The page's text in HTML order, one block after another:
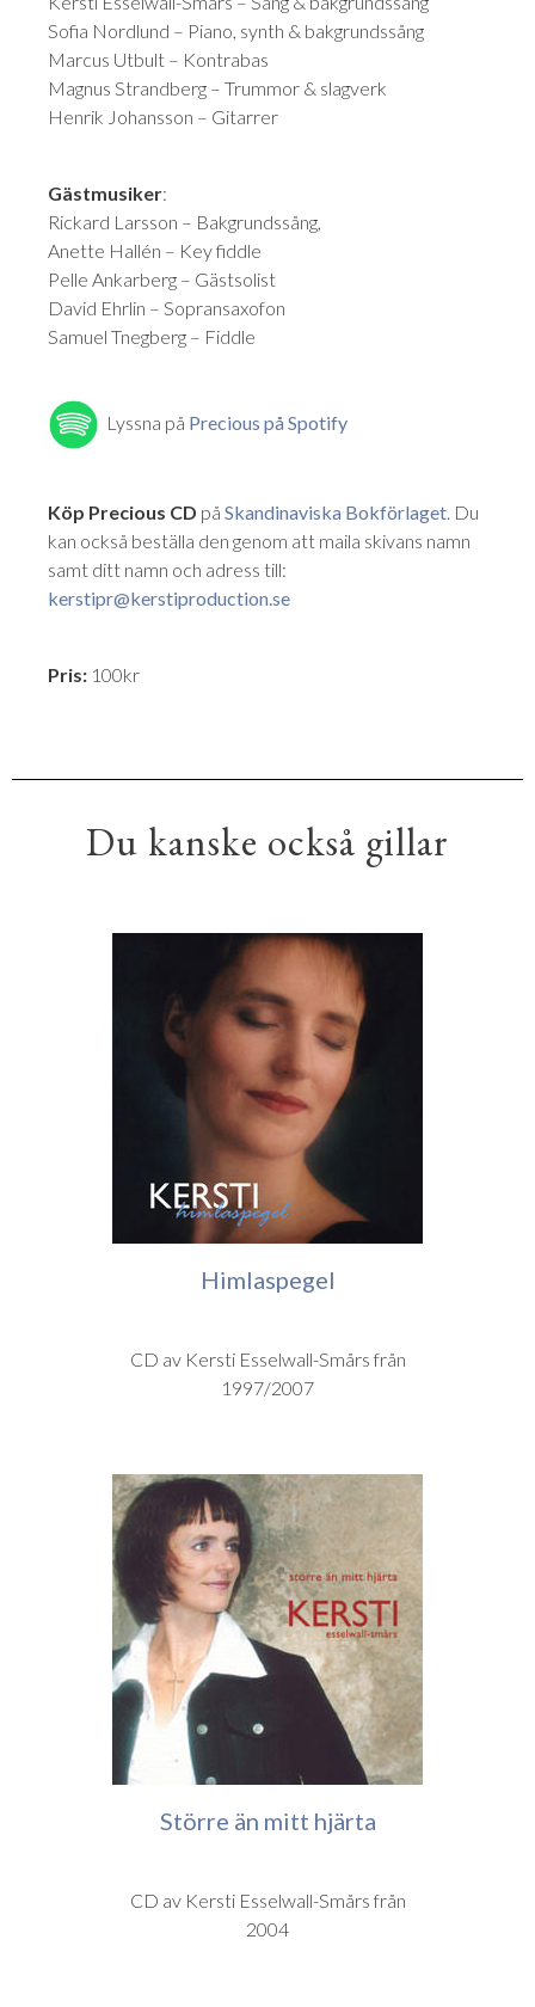
Sofia Nordlund – Piano, synth & bakgrundssång
Marcus Utbult – Kontrabas
Magnus Strandberg – Trummor & slagverk
Henrik Johansson – Gitarrer
Gästmusiker:
Rickard Larsson – Bakgrundssång,
Anette Hallén – Key fiddle
Pelle Ankarberg – Gästsolist
David Ehrlin – Sopransaxofon
Samuel Tnegberg – Fiddle
Lyssna på Precious på Spotify
Köp Precious CD på Skandinaviska Bokförlaget. Du
kan också beställa den genom att maila skivans namn
samt ditt namn och adress till:
kerstipr@kerstiproduction.se
Pris: 100kr
Du kanske också gillar
Himlaspegel
CD av Kersti Esselwall-Smårs från
1997/2007
Större än mitt hjärta
CD av Kersti Esselwall-Smårs från
2004